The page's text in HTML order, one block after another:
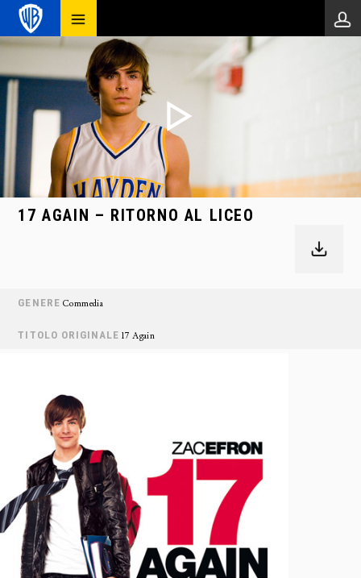
17 AGAIN – RITORNO AL LICEO
GENERE Commedia
TITOLO ORIGINALE 17 Again